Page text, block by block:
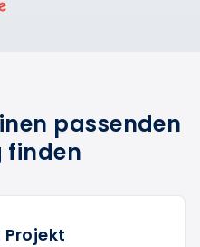
passenden
finden
Projekt